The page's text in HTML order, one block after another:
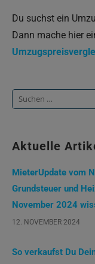
Du suchst ein
Dann mache hier
Suche
Aktuelle
MieterUpdate vom
Grundsteuer und
November 2024
12. NOVEMBER 2024
So verkaufst Du